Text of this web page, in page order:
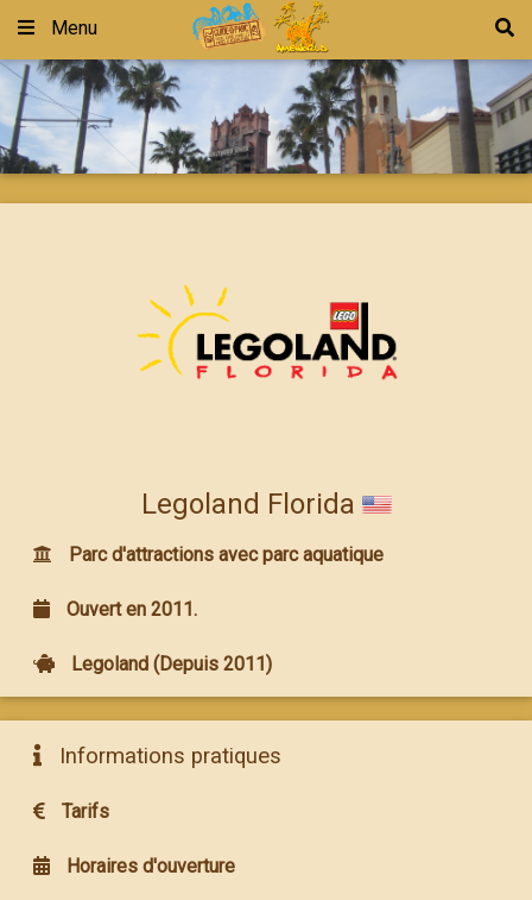
Menu
Legoland Florida
Parc d'attractions avec parc aquatique
Ouvert en 2011.
Legoland (Depuis 2011)
Informations pratiques
Tarifs
Horaires d'ouverture